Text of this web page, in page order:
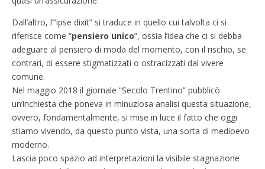
Dall’altro, l’”ipse dixit” si traduce in quello cui talvolta ci si
riferisce come “pensiero unico”, ossia l’idea che ci si debba
adeguare al pensiero di moda del momento, con il rischio, se
contrari, di essere stigmatizzati o ostracizzati dal vivere
comune.
Nel maggio 2018 il giornale “Secolo Trentino” pubblicò
un’inchiesta che poneva in minuziosa analisi questa situazione,
ovvero, fondamentalmente, si mise in luce il fatto che oggi
stiamo vivendo, da questo punto vista, una sorta di medioevo
moderno.
Lascia poco spazio ad interpretazioni la visibile stagnazione